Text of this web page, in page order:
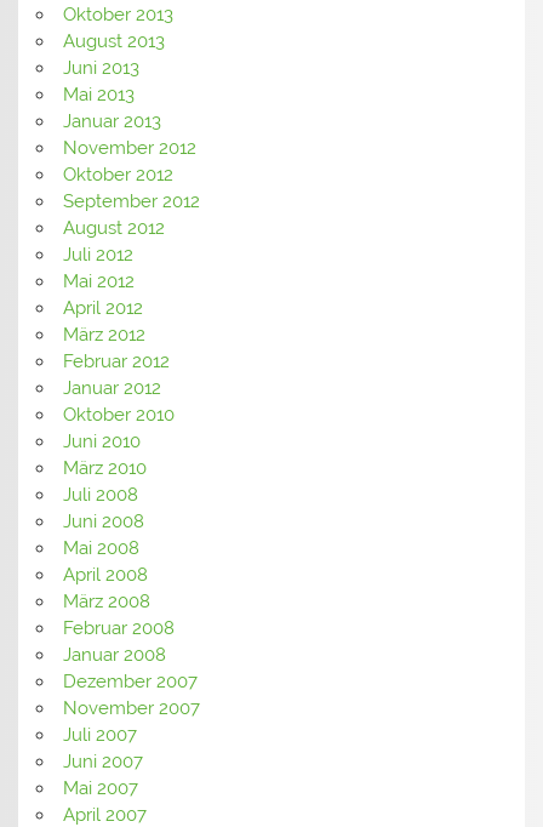
Oktober 2013
August 2013
Juni 2013
Mai 2013
Januar 2013
November 2012
Oktober 2012
September 2012
August 2012
Juli 2012
Mai 2012
April 2012
März 2012
Februar 2012
Januar 2012
Oktober 2010
Juni 2010
März 2010
Juli 2008
Juni 2008
Mai 2008
April 2008
März 2008
Februar 2008
Januar 2008
Dezember 2007
November 2007
Juli 2007
Juni 2007
Mai 2007
April 2007